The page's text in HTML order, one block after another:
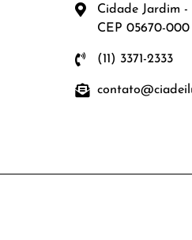
Cidade Jardim -
CEP 05670-000
(11) 3371-2333